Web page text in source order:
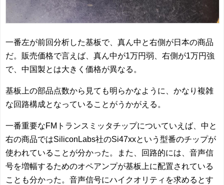
一番左が前回分析した基板で、真ん中と右側が日本の商品
だ。販売価格で言えば、真ん中が1万円弱、右側が1万円強
で、中国製とは大きく価格が異なる。
基板上の部品点数から見ても明らかなように、かなり複雑
な回路構成となっていることがうかがえる。
一番重要なFMトランスミッタチップについていえば、中と
右の商品ではSiliconLabs社のSi47xxという型番のチップが
使われていることが分かった。また、回路的には、音声信
号を増幅するためのオペアンプが基板上に配置されている
ことも分かった。音声信号にハイクオリティを求めるとす